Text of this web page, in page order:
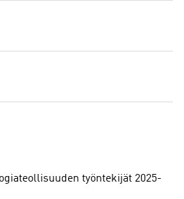
työntekijät 2025-